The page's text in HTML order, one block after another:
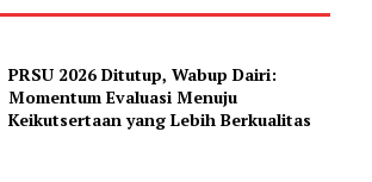
PRSU 2026 Ditutup, Wabup Dairi:
Momentum Evaluasi Menuju
Keikutsertaan yang Lebih Berkualitas